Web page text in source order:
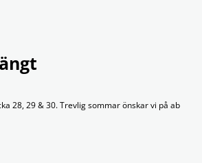
28, 29 & 30. Trevlig sommar önskar vi på ab